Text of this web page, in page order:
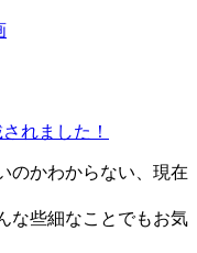
れました！
のかわからない、現在
な些細なことでもお気